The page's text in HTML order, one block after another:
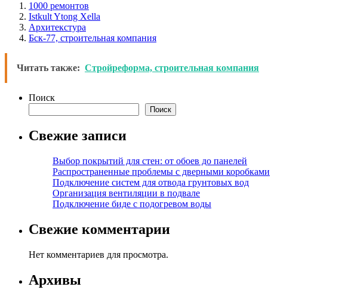
1000 ремонтов
Istkult Ytong Xella
Архитекстура
Бск-77, строительная компания
Читать также: Стройреформа, строительная компания
Поиск
Поиск
Свежие записи
Выбор покрытий для стен: от обоев до панелей
Распространенные проблемы с дверными коробками
Подключение систем для отвода грунтовых вод
Организация вентиляции в подвале
Подключение биде с подогревом воды
Свежие комментарии
Нет комментариев для просмотра.
Архивы